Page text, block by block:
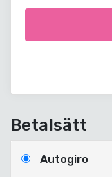
Betalsätt
Autogiro